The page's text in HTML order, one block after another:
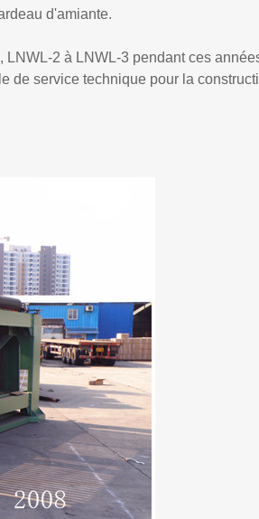
d'amiante.
2 à LNWL-3 pendant ces
de service technique pour la